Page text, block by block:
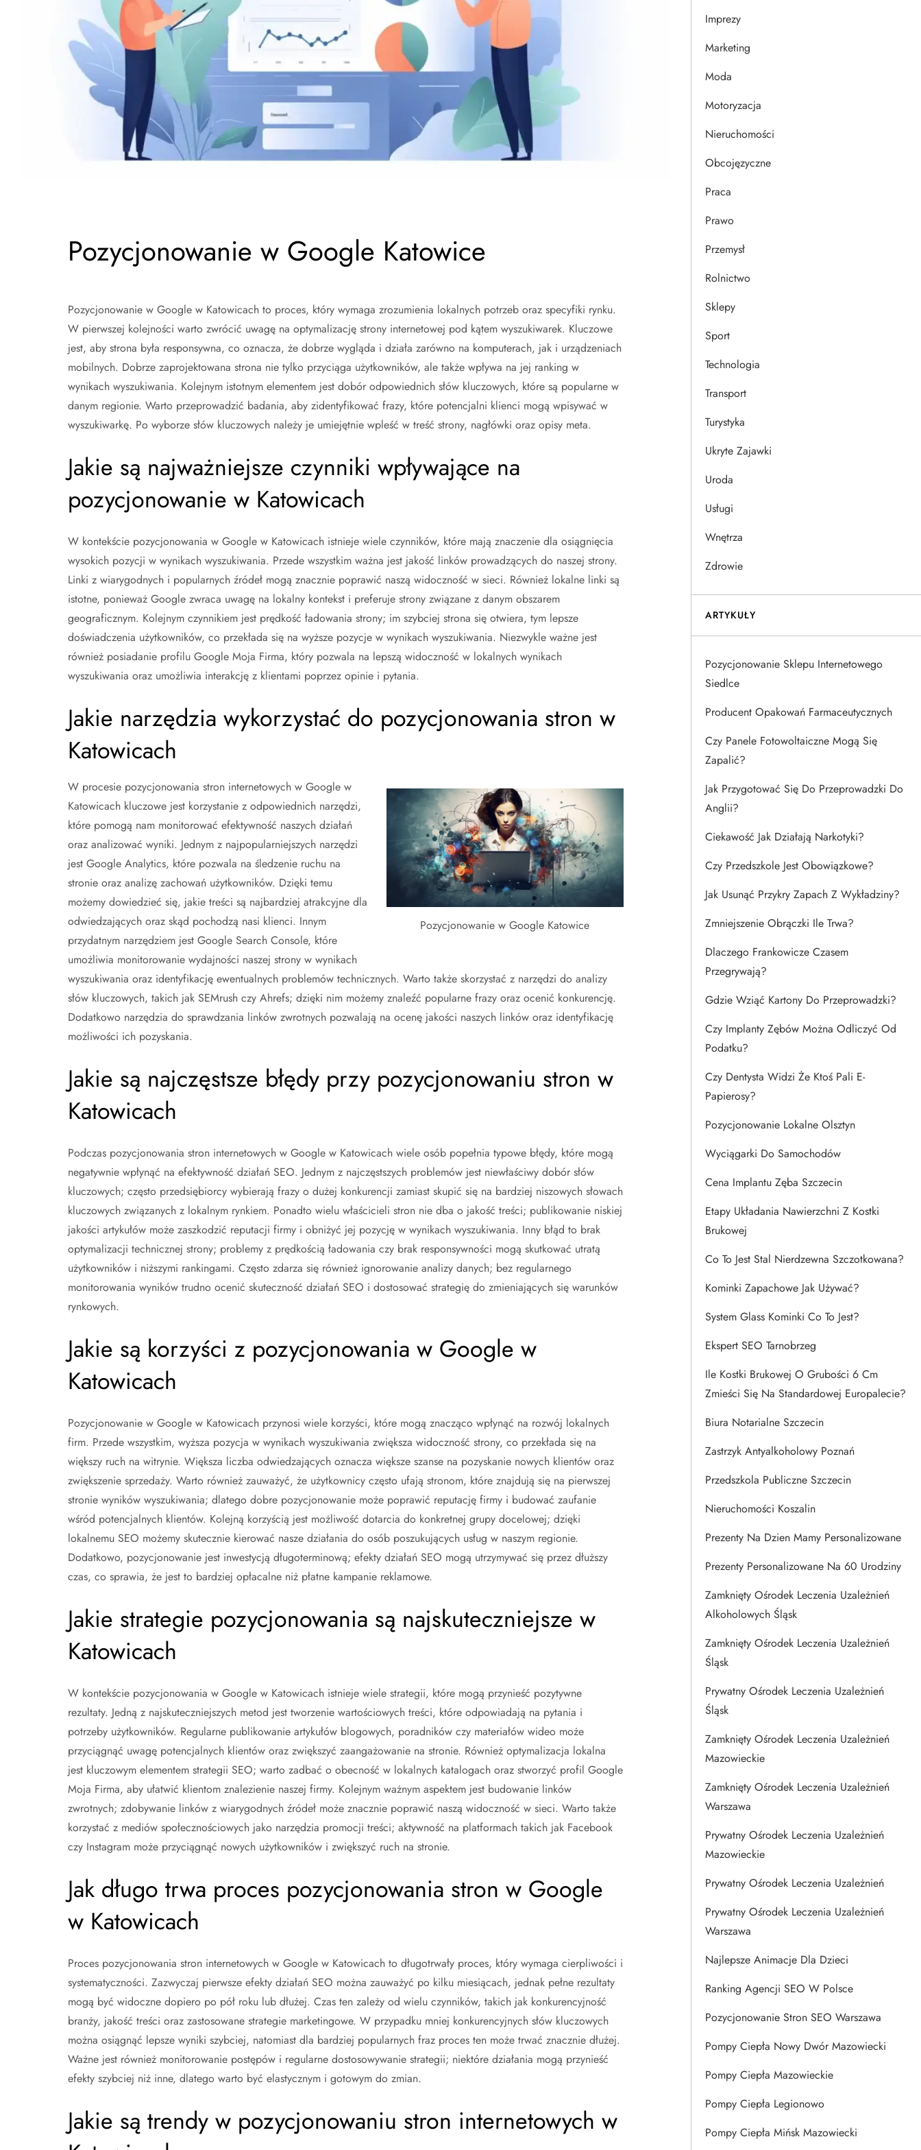
Pozycjonowanie w Google Katowice
Pozycjonowanie w Google w Katowicach to proces, który wymaga zrozumienia lokalnych potrzeb oraz specyfiki rynku.
W pierwszej kolejności warto zwrócić uwagę na optymalizację strony internetowej pod kątem wyszukiwarek. Kluczowe
jest, aby strona była responsywna, co oznacza, że dobrze wygląda i działa zarówno na komputerach, jak i urządzeniach
mobilnych. Dobrze zaprojektowana strona nie tylko przyciąga użytkowników, ale także wpływa na jej ranking w
wynikach wyszukiwania. Kolejnym istotnym elementem jest dobór odpowiednich słów kluczowych, które są popularne w
danym regionie. Warto przeprowadzić badania, aby zidentyfikować frazy, które potencjalni klienci mogą wpisywać w
wyszukiwarkę. Po wyborze słów kluczowych należy je umiejętnie wpleść w treść strony, nagłówki oraz opisy meta.
Jakie są najważniejsze czynniki wpływające na
pozycjonowanie w Katowicach
W kontekście pozycjonowania w Google w Katowicach istnieje wiele czynników, które mają znaczenie dla osiągnięcia
wysokich pozycji w wynikach wyszukiwania. Przede wszystkim ważna jest jakość linków prowadzących do naszej strony.
Linki z wiarygodnych i popularnych źródeł mogą znacznie poprawić naszą widoczność w sieci. Również lokalne linki są
istotne, ponieważ Google zwraca uwagę na lokalny kontekst i preferuje strony związane z danym obszarem
geograficznym. Kolejnym czynnikiem jest prędkość ładowania strony; im szybciej strona się otwiera, tym lepsze
doświadczenia użytkowników, co przekłada się na wyższe pozycje w wynikach wyszukiwania. Niezwykle ważne jest
również posiadanie profilu Google Moja Firma, który pozwala na lepszą widoczność w lokalnych wynikach
wyszukiwania oraz umożliwia interakcję z klientami poprzez opinie i pytania.
Jakie narzędzia wykorzystać do pozycjonowania stron w
Katowicach
Pozycjonowanie w Google Katowice
W procesie pozycjonowania stron internetowych w Google w
Katowicach kluczowe jest korzystanie z odpowiednich narzędzi,
które pomogą nam monitorować efektywność naszych działań
oraz analizować wyniki. Jednym z najpopularniejszych narzędzi
jest Google Analytics, które pozwala na śledzenie ruchu na
stronie oraz analizę zachowań użytkowników. Dzięki temu
możemy dowiedzieć się, jakie treści są najbardziej atrakcyjne dla
odwiedzających oraz skąd pochodzą nasi klienci. Innym
przydatnym narzędziem jest Google Search Console, które
umożliwia monitorowanie wydajności naszej strony w wynikach
wyszukiwania oraz identyfikację ewentualnych problemów technicznych. Warto także skorzystać z narzędzi do analizy
słów kluczowych, takich jak SEMrush czy Ahrefs; dzięki nim możemy znaleźć popularne frazy oraz ocenić konkurencję.
Dodatkowo narzędzia do sprawdzania linków zwrotnych pozwalają na ocenę jakości naszych linków oraz identyfikację
możliwości ich pozyskania.
Jakie są najczęstsze błędy przy pozycjonowaniu stron w
Katowicach
Podczas pozycjonowania stron internetowych w Google w Katowicach wiele osób popełnia typowe błędy, które mogą
negatywnie wpłynąć na efektywność działań SEO. Jednym z najczęstszych problemów jest niewłaściwy dobór słów
kluczowych; często przedsiębiorcy wybierają frazy o dużej konkurencji zamiast skupić się na bardziej niszowych słowach
kluczowych związanych z lokalnym rynkiem. Ponadto wielu właścicieli stron nie dba o jakość treści; publikowanie niskiej
jakości artykułów może zaszkodzić reputacji firmy i obniżyć jej pozycję w wynikach wyszukiwania. Inny błąd to brak
optymalizacji technicznej strony; problemy z prędkością ładowania czy brak responsywności mogą skutkować utratą
użytkowników i niższymi rankingami. Często zdarza się również ignorowanie analizy danych; bez regularnego
monitorowania wyników trudno ocenić skuteczność działań SEO i dostosować strategię do zmieniających się warunków
rynkowych.
Jakie są korzyści z pozycjonowania w Google w
Katowicach
Pozycjonowanie w Google w Katowicach przynosi wiele korzyści, które mogą znacząco wpłynąć na rozwój lokalnych
firm. Przede wszystkim, wyższa pozycja w wynikach wyszukiwania zwiększa widoczność strony, co przekłada się na
większy ruch na witrynie. Większa liczba odwiedzających oznacza większe szanse na pozyskanie nowych klientów oraz
zwiększenie sprzedaży. Warto również zauważyć, że użytkownicy często ufają stronom, które znajdują się na pierwszej
stronie wyników wyszukiwania; dlatego dobre pozycjonowanie może poprawić reputację firmy i budować zaufanie
wśród potencjalnych klientów. Kolejną korzyścią jest możliwość dotarcia do konkretnej grupy docelowej; dzięki
lokalnemu SEO możemy skutecznie kierować nasze działania do osób poszukujących usług w naszym regionie.
Dodatkowo, pozycjonowanie jest inwestycją długoterminową; efekty działań SEO mogą utrzymywać się przez dłuższy
czas, co sprawia, że jest to bardziej opłacalne niż płatne kampanie reklamowe.
Jakie strategie pozycjonowania są najskuteczniejsze w
Katowicach
W kontekście pozycjonowania w Google w Katowicach istnieje wiele strategii, które mogą przynieść pozytywne
rezultaty. Jedną z najskuteczniejszych metod jest tworzenie wartościowych treści, które odpowiadają na pytania i
potrzeby użytkowników. Regularne publikowanie artykułów blogowych, poradników czy materiałów wideo może
przyciągnąć uwagę potencjalnych klientów oraz zwiększyć zaangażowanie na stronie. Również optymalizacja lokalna
jest kluczowym elementem strategii SEO; warto zadbać o obecność w lokalnych katalogach oraz stworzyć profil Google
Moja Firma, aby ułatwić klientom znalezienie naszej firmy. Kolejnym ważnym aspektem jest budowanie linków
zwrotnych; zdobywanie linków z wiarygodnych źródeł może znacznie poprawić naszą widoczność w sieci. Warto także
korzystać z mediów społecznościowych jako narzędzia promocji treści; aktywność na platformach takich jak Facebook
czy Instagram może przyciągnąć nowych użytkowników i zwiększyć ruch na stronie.
Jak długo trwa proces pozycjonowania stron w Google
w Katowicach
Proces pozycjonowania stron internetowych w Google w Katowicach to długotrwały proces, który wymaga cierpliwości i
systematyczności. Zazwyczaj pierwsze efekty działań SEO można zauważyć po kilku miesiącach, jednak pełne rezultaty
mogą być widoczne dopiero po pół roku lub dłużej. Czas ten zależy od wielu czynników, takich jak konkurencyjność
branży, jakość treści oraz zastosowane strategie marketingowe. W przypadku mniej konkurencyjnych słów kluczowych
można osiągnąć lepsze wyniki szybciej, natomiast dla bardziej popularnych fraz proces ten może trwać znacznie dłużej.
Ważne jest również monitorowanie postępów i regularne dostosowywanie strategii; niektóre działania mogą przynieść
efekty szybciej niż inne, dlatego warto być elastycznym i gotowym do zmian.
Jakie są trendy w pozycjonowaniu stron internetowych w
Imprezy
Marketing
Moda
Motoryzacja
Nieruchomości
Obcojęzyczne
Praca
Prawo
Przemysł
Rolnictwo
Sklepy
Sport
Technologia
Transport
Turystyka
Ukryte Zajawki
Uroda
Usługi
Wnętrza
Zdrowie
ARTYKUŁY
Pozycjonowanie Sklepu Internetowego
Siedlce
Producent Opakowań Farmaceutycznych
Czy Panele Fotowoltaiczne Mogą Się
Zapalić?
Jak Przygotować Się Do Przeprowadzki Do
Anglii?
Ciekawość Jak Działają Narkotyki?
Czy Przedszkole Jest Obowiązkowe?
Jak Usunąć Przykry Zapach Z Wykładziny?
Zmniejszenie Obrączki Ile Trwa?
Dlaczego Frankowicze Czasem
Przegrywają?
Gdzie Wziąć Kartony Do Przeprowadzki?
Czy Implanty Zębów Można Odliczyć Od
Podatku?
Czy Dentysta Widzi Że Ktoś Pali E-
Papierosy?
Pozycjonowanie Lokalne Olsztyn
Wyciągarki Do Samochodów
Cena Implantu Zęba Szczecin
Etapy Układania Nawierzchni Z Kostki
Brukowej
Co To Jest Stal Nierdzewna Szczotkowana?
Kominki Zapachowe Jak Używać?
System Glass Kominki Co To Jest?
Ekspert SEO Tarnobrzeg
Ile Kostki Brukowej O Grubości 6 Cm
Zmieści Się Na Standardowej Europalecie?
Biura Notarialne Szczecin
Zastrzyk Antyalkoholowy Poznań
Przedszkola Publiczne Szczecin
Nieruchomości Koszalin
Prezenty Na Dzien Mamy Personalizowane
Prezenty Personalizowane Na 60 Urodziny
Zamknięty Ośrodek Leczenia Uzależnień
Alkoholowych Śląsk
Zamknięty Ośrodek Leczenia Uzależnień
Śląsk
Prywatny Ośrodek Leczenia Uzależnień
Śląsk
Zamknięty Ośrodek Leczenia Uzależnień
Mazowieckie
Zamknięty Ośrodek Leczenia Uzależnień
Warszawa
Prywatny Ośrodek Leczenia Uzależnień
Mazowieckie
Prywatny Ośrodek Leczenia Uzależnień
Prywatny Ośrodek Leczenia Uzależnień
Warszawa
Najlepsze Animacje Dla Dzieci
Ranking Agencji SEO W Polsce
Pozycjonowanie Stron SEO Warszawa
Pompy Ciepła Nowy Dwór Mazowiecki
Pompy Ciepła Mazowieckie
Pompy Ciepła Legionowo
Pompy Ciepła Mińsk Mazowiecki